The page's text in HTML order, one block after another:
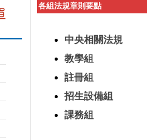
各組法規章則要點
中央相關法規
教學組
註冊組
招生設備組
課務組